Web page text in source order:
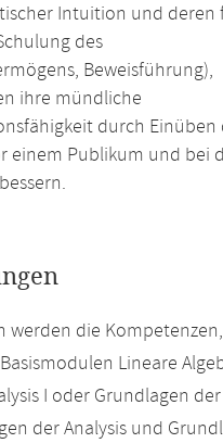
Intuition und deren
des
Beweisführung),
ihre mündliche
durch Einüben
einem Publikum und bei
werden die
Lineare
I oder Grundlagen
der Analysis und